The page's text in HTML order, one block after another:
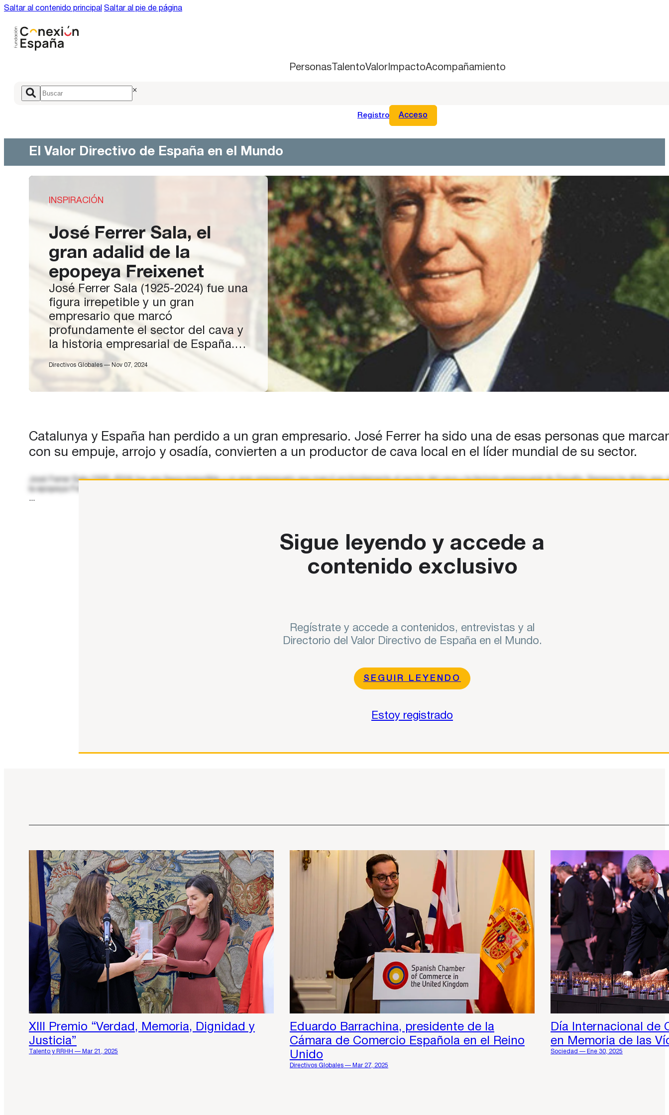
Saltar al contenido principal Saltar al pie de página
PersonasTalentoValorImpactoAcompañamiento
×
Registro Acceso
El Valor Directivo de España en el Mundo
INSPIRACIÓN
José Ferrer Sala, el
gran adalid de la
epopeya Freixenet
José Ferrer Sala (1925-2024) fue una
figura irrepetible y un gran
empresario que marcó
profundamente el sector del cava y
la historia empresarial de España.
Siempre he dicho que José Ferrer
ha sido el gran adalid de la
epopeya Freixenet y he tenido la
infancia…
Directivos Globales — Nov 07, 2024
Catalunya y España han perdido a un gran empresario. José Ferrer ha sido una de esas personas que
con su empuje, arrojo y osadía, convierten a un productor de cava local en el líder mundial de su sector.
José Ferrer Sala (1925-2024) fue una figura irrepetible y un gran empresario que marcó profundamente el sector del cava y la historia empresarial de España. Siempre he dicho que
...
Sigue leyendo y accede a
contenido exclusivo
Regístrate y accede a contenidos, entrevistas y al
Directorio del Valor Directivo de España en el Mundo.
SEGUIR LEYENDO
Estoy registrado
XIII Premio “Verdad, Memoria, Dignidad y
Justicia”
Talento y RRHH — Mar 21, 2025
Eduardo Barrachina, presidente de la
Cámara de Comercio Española en el Reino
Unido
Directivos Globales — Mar 27, 2025
Día Internacional de
en Memoria de las
Sociedad — Ene 30, 2025